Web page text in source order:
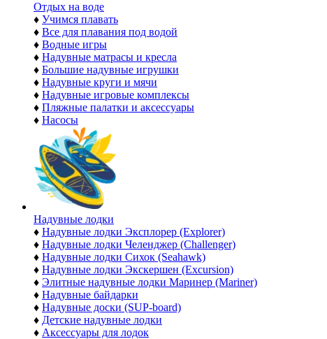
Отдых на воде
♦ Учимся плавать
♦ Все для плавания под водой
♦ Водные игры
♦ Надувные матрасы и кресла
♦ Большие надувные игрушки
♦ Надувные круги и мячи
♦ Надувные игровые комплексы
♦ Пляжные палатки и аксессуары
♦ Насосы
Надувные лодки
♦ Надувные лодки Эксплорер (Explorer)
♦ Надувные лодки Челенджер (Challenger)
♦ Надувные лодки Сихок (Seahawk)
♦ Надувные лодки Экскершен (Excursion)
♦ Элитные надувные лодки Маринер (Mariner)
♦ Надувные байдарки
♦ Надувные доски (SUP-board)
♦ Детские надувные лодки
♦ Аксессуары для лодок